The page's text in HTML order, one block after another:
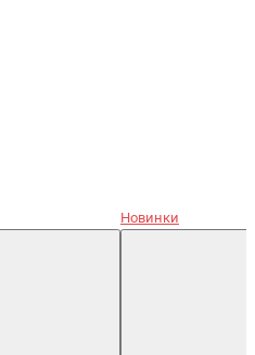
Новинки